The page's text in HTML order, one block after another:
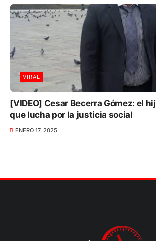
VIRAL
[VIDEO] Cesar Becerra Gómez: el
que lucha por la justicia social
ENERO 17, 2025